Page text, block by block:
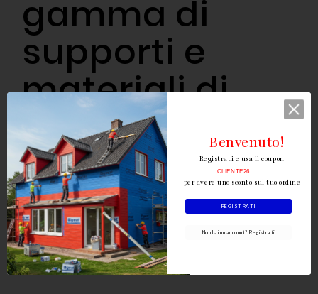
gamma di
supporti e
materiali di
finitura.
Vantaggi di
RINFOTEX PLUS
REGISTRATI
Non hai un account? Registrati
Registrati e usa il coupon
per avere uno sconto sul tuo ordine
CLIENTE26
Benvenuto!